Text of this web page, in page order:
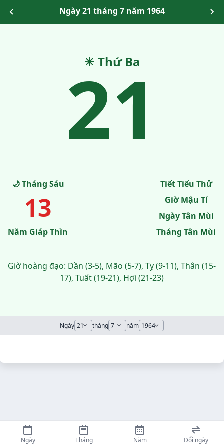
Ngày 21 tháng 7 năm 1964
☀ Thứ Ba
21
🌙 Tháng Sáu
13
Năm Giáp Thìn
Tiết Tiểu Thử
Giờ Mậu Tí
Ngày Tân Mùi
Tháng Tân Mùi
Giờ hoàng đạo: Dần (3-5), Mão (5-7), Tỵ (9-11), Thân (15-
17), Tuất (19-21), Hợi (21-23)
Ngày tháng năm
Ngày Tháng Năm Đổi ngày